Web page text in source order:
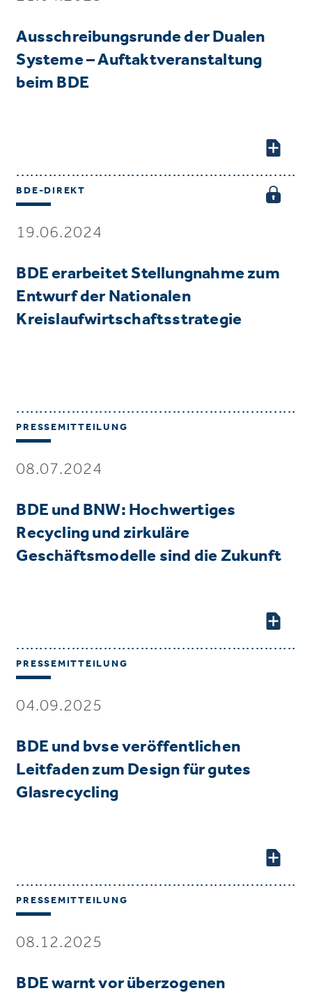
Ausschreibungsrunde der Dualen
Systeme – Auftaktveranstaltung
beim BDE
BDE-DIREKT
19.06.2024
BDE erarbeitet Stellungnahme zum
Entwurf der Nationalen
Kreislaufwirtschaftsstrategie
PRESSEMITTEILUNG
08.07.2024
BDE und BNW: Hochwertiges
Recycling und zirkuläre
Geschäftsmodelle sind die Zukunft
PRESSEMITTEILUNG
04.09.2025
BDE und bvse veröffentlichen
Leitfaden zum Design für gutes
Glasrecycling
PRESSEMITTEILUNG
08.12.2025
BDE warnt vor überzogenen